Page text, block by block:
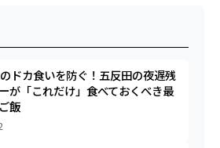
ドカ食いを防ぐ！五反田の夜遅残
が「これだけ」食べておくべき最
飯